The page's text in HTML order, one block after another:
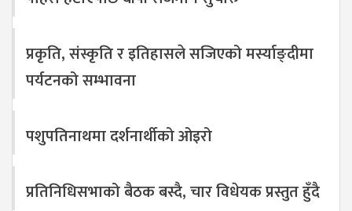
प्रकृति, संस्कृति र इतिहासले सजिएको मर्स्याङ्दीमा
पर्यटनको सम्भावना
पशुपतिनाथमा दर्शनार्थीको ओइरो
प्रतिनिधिसभाको बैठक बस्दै, चार विधेयक प्रस्तुत हुँदै